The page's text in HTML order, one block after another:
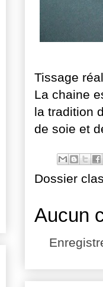
Tissage
La chaine
la tradition
de soie et
Dossier
Aucun